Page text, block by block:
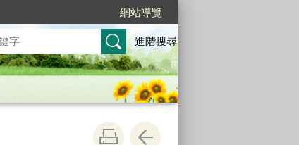
網站導覽
進階搜尋